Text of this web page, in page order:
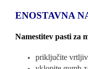
ENOSTAVNA
Namestitev pasti za
priključite